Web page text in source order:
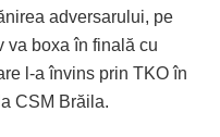
adversarului, pe
va boxa în finală cu
l-a învins prin TKO în
CSM Brăila.